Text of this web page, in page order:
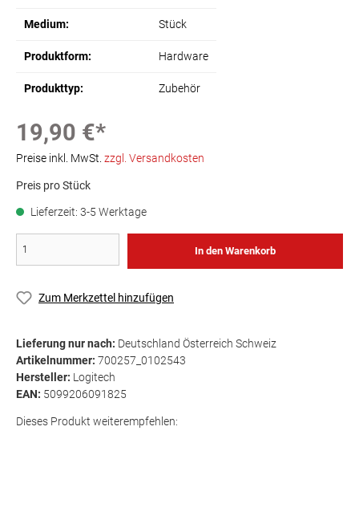
Medium: Stück
Produktform: Hardware
Produkttyp: Zubehör
19,90 €*
Preise inkl. MwSt. zzgl. Versandkosten
Preis pro Stück
Lieferzeit: 3-5 Werktage
In den Warenkorb
Zum Merkzettel hinzufügen
Lieferung nur nach: Deutschland Österreich Schweiz
Artikelnummer: 700257_0102543
Hersteller: Logitech
EAN: 5099206091825
Dieses Produkt weiterempfehlen: